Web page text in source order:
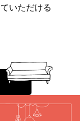
いただける